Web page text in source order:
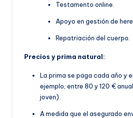
Testamento online.
Apoyo en gestión de
Repatriación del cuerpo.
Precios y prima natural:
La prima se paga cada año y
ejemplo, entre 80 y 120 €
joven).
A medida que el asegurado